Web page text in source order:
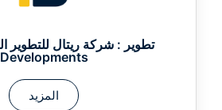
تطوير :
Developments
المزيد